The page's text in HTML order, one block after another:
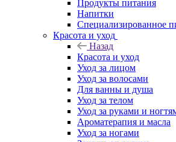
Продукты питания
Напитки
Специализированное
Красота и уход
Назад
Красота и уход
Уход за лицом
Уход за волосами
Для ванны и душа
Уход за телом
Уход за руками и
Ароматерапия и масла
Уход за ногами